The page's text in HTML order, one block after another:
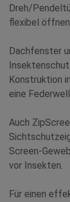
Dreh­/
flexibel
Dachfenster
Konstruktion
eine
Auch
Screen-
vor Insekten.
Für einen